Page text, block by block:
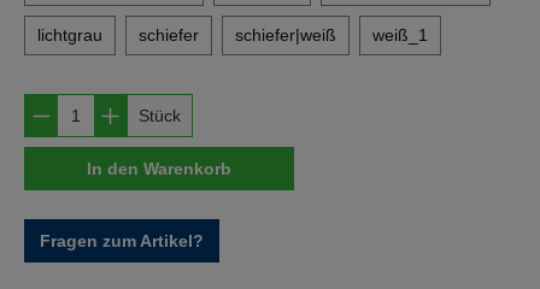
lichtgrau schiefer schiefer|weiß weiß_1
Produkt Anzahl: Gib den gewünschten
Stück
In den Warenkorb
Fragen zum Artikel?